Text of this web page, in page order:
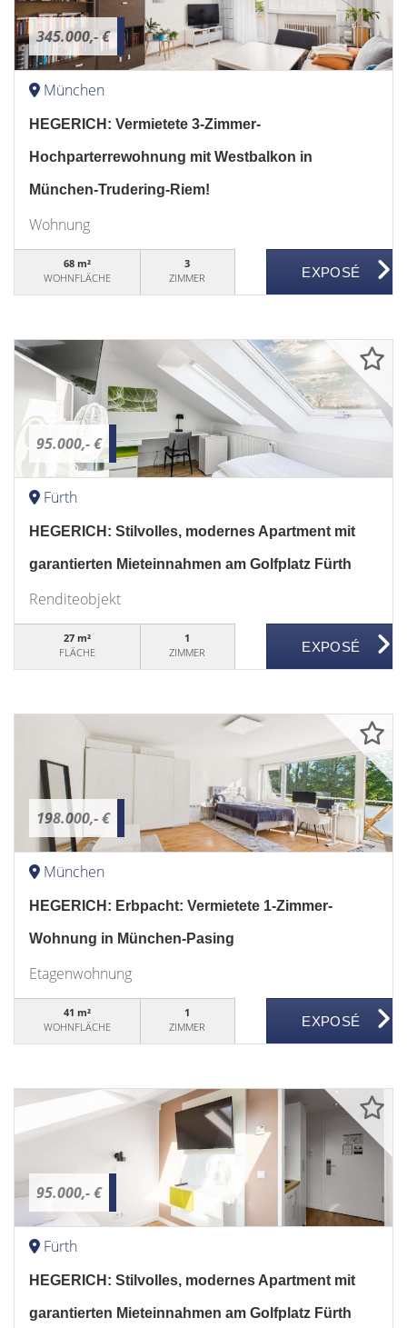
345.000,- €
München
HEGERICH: Vermietete 3-Zimmer-
Hochparterrewohnung mit Westbalkon in
München-Trudering-Riem!
Wohnung
68 m²
WOHNFLÄCHE
3
ZIMMER
95.000,- €
Fürth
HEGERICH: Stilvolles, modernes Apartment mit
garantierten Mieteinnahmen am Golfplatz Fürth
Renditeobjekt
27 m²
FLÄCHE
1
ZIMMER
198.000,- €
München
HEGERICH: Erbpacht: Vermietete 1-Zimmer-
Wohnung in München-Pasing
Etagenwohnung
41 m²
WOHNFLÄCHE
1
ZIMMER
95.000,- €
Fürth
HEGERICH: Stilvolles, modernes Apartment mit
garantierten Mieteinnahmen am Golfplatz Fürth